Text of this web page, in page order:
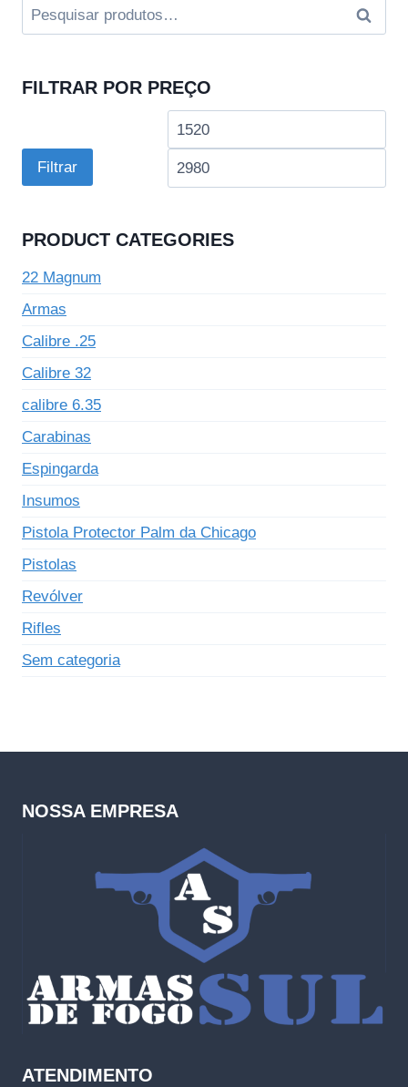
R$3,890.00.R$2,970.00.
Pesquisar
por:
FILTRAR POR PREÇO
Preço
Filtrar
PRODUCT CATEGORIES
22 Magnum
Armas
Calibre .25
Calibre 32
calibre 6.35
Carabinas
Espingarda
Insumos
Pistola Protector Palm da Chicago
Pistolas
Revólver
Rifles
Sem categoria
NOSSA EMPRESA
ATENDIMENTO